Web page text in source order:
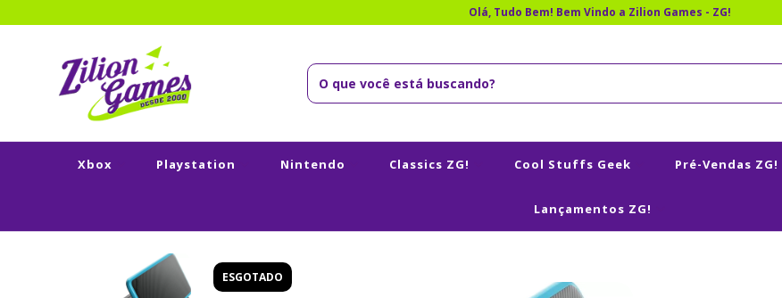
Olá, Tudo Bem! Bem Vindo a Zilion Games - ZG!
Xbox Playstation Nintendo Classics ZG! Cool Stuffs Geek Pré-Vendas ZG!
Lançamentos ZG!
ESGOTADO